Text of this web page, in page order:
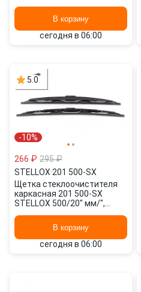
В корзину
сегодня в 06:00
5.0
-10%
266 ₽ 295 ₽
STELLOX·201 500-SX
Щетка стеклоочистителя
каркасная 201 500-SX
STELLOX 500/20" мм/",
В корзину
сегодня в 06:00